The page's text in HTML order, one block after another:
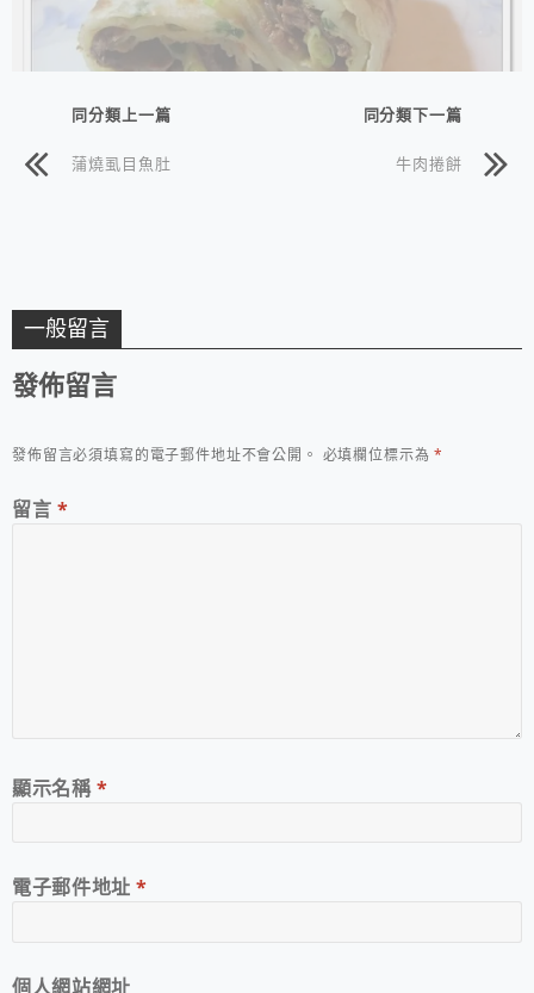
同分類上一篇
蒲燒虱目魚肚
同分類下一篇
牛肉捲餅
一般留言
發佈留言
發佈留言必須填寫的電子郵件地址不會公開。 必填欄位標示為*
留言 *
顯示名稱*
電子郵件地址*
個人網站網址